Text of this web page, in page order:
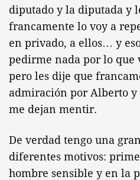
diputado y la diputada y
francamente lo voy a
en privado, a ellos… y
pedirme nada por lo que
pero les dije que
admiración por Alberto y
me dejan mentir.
De verdad tengo una
diferentes motivos:
hombre sensible y en la